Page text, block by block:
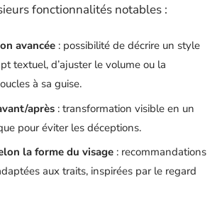
fonctionnalités notables :
avancée : possibilité de décrire un style
textuel, d’ajuster le volume ou la
à sa guise.
après : transformation visible en un
pour éviter les déceptions.
la forme du visage : recommandations
aux traits, inspirées par le regard